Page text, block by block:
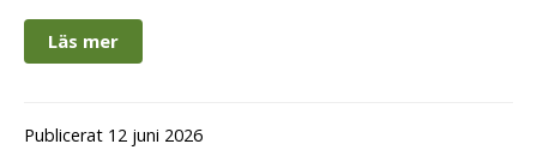
Läs mer
Publicerat 12 juni 2026